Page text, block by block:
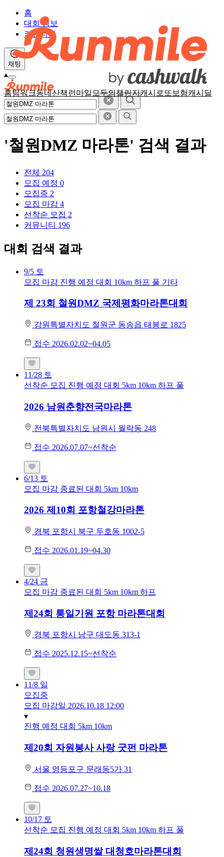
홈팀워크동네산책 런마일 모두의챌린지캐시로또 보험캐시딜
홈
대회 정보
커뮤니티
채팅
'철원DMZ 마라톤' 검색 결과
전체 204
모집 예정 0
모집중 2
모집 마감 4
선착순 모집 2
커뮤니티 196
대회 검색 결과
9/5 토
모집 마감 진행 예정 대회 10km 하프 풀 기타
제 23회 철원DMZ 국제평화마라톤대회
강원특별자치도 철원군 동송읍 태봉로 1825
접수 2026.02.02~04.05
11/28 토
선착순 모집 진행 예정 대회 5km 10km 하프 풀
2026 남원춘향전국마라톤
전북특별자치도 남원시 월락동 248
접수 2026.07.07~선착순
6/13 토
모집 마감 종료된 대회 5km 10km
2026 제10회 포항철강마라톤
경북 포항시 북구 두호동 1002-5
접수 2026.01.19~04.30
4/24 금
모집 마감 종료된 대회 5km 10km 하프
제24회 통일기원 포항 마라톤대회
경북 포항시 남구 대도동 313-1
접수 2025.12.15~선착순
11/8 일
모집중
모집 마감일 2026.10.18 12:00
진행 예정 대회 5km 10km
제20회 자원봉사 사랑 굿펀 마라톤
서울 영등포구 문래동5가 31
접수 2026.07.27~10.18
10/17 토
선착순 모집 진행 예정 대회 5km 10km 하프 풀
제24회 청원생명쌀 대청호마라톤대회